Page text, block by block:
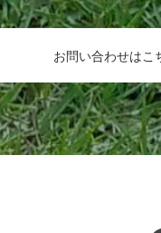
お問い合わせはこ